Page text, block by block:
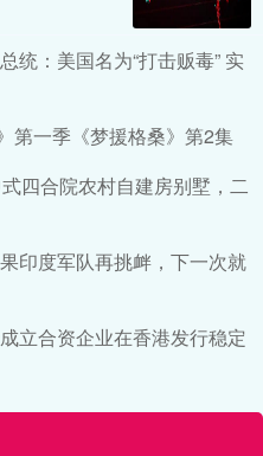
统：美国名为“打击贩毒” 实
第一季《梦援格桑》第2集
四合院农村自建房别墅，二
印度军队再挑衅，下一次就
立合资企业在香港发行稳定